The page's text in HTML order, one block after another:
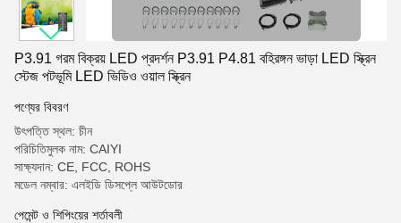
P3.91 গরম বিক্রয় LED প্রদর্শন P3.91 P4.81 বহিরঙ্গন ভাড়া LED স্ক্রিন
স্টেজ পটভূমি LED ভিডিও ওয়াল স্ক্রিন
পণ্যের বিবরণ
উৎপত্তি স্থল: চীন
পরিচিতিমুলক নাম: CAIYI
সাক্ষ্যদান: CE, FCC, ROHS
মডেল নম্বার: এলইডি ডিসপ্লে আউটডোর
পেমেন্ট ও শিপিংয়ের শর্তাবলী